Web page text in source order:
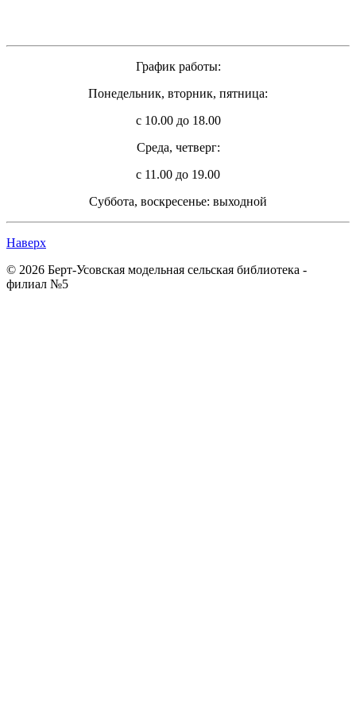
График работы:
Понедельник, вторник, пятница:
с 10.00 до 18.00
Cреда, четверг:
с 11.00 до 19.00
Суббота, воскресенье: выходной
Наверх
© 2026 Берт-Усовская модельная сельская библиотека -
филиал №5